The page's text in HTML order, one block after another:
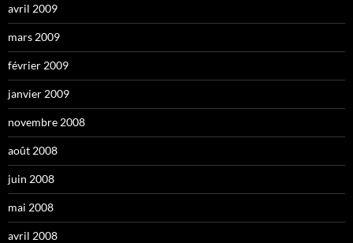
avril 2009
mars 2009
février 2009
janvier 2009
novembre 2008
août 2008
juin 2008
mai 2008
avril 2008